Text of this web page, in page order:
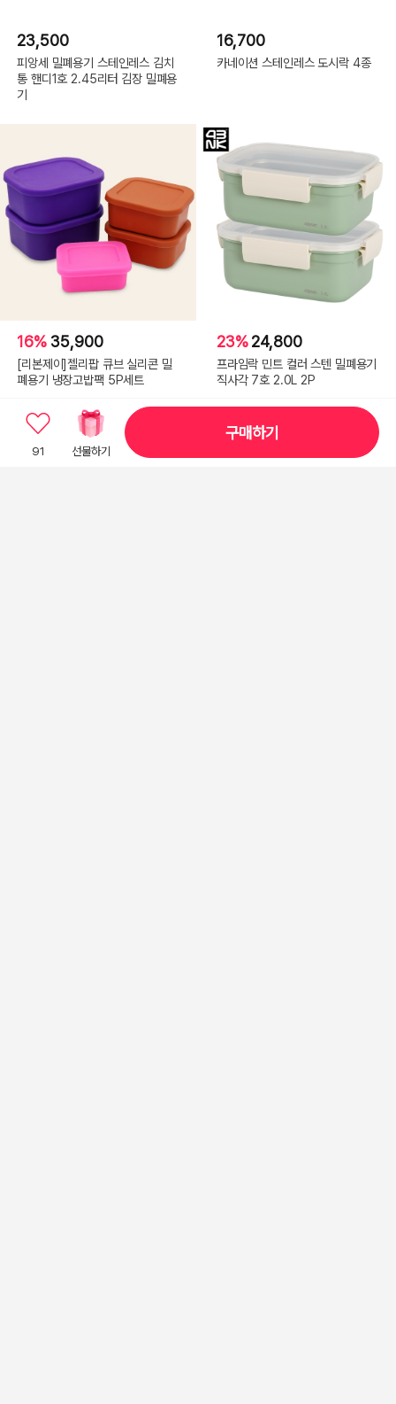
23,500
피앙세 밀폐용기 스테인레스 김치
통 핸디1호 2.45리터 김장 밀폐용
기
16,700
카네이션 스테인레스 도시락 4종
16% 35,900
[리본제이]젤리팝 큐브 실리콘 밀
폐용기 냉장고밥팩 5P세트
23%24,800
프라임락 민트 컬러 스텐 밀폐용기
직사각 7호 2.0L 2P
91 선물하기
구매하기